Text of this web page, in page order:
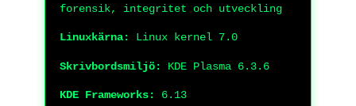
forensik, integritet och utveckling
Linuxkärna: Linux kernel 7.0
Skrivbordsmiljö: KDE Plasma 6.3.6
KDE Frameworks: 6.13